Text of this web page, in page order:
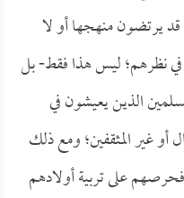
يرتضون منهجها أو لا
في نظرهم؛ ليس هذا فقط- بل
الذين يعيشون في
أو غير المثقفين؛ ومع ذلك
على تربية أولادهم